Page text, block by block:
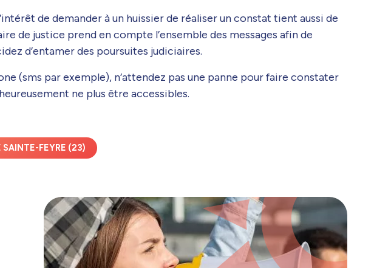
de demander à un huissier de réaliser un constat tient aussi de
de justice prend en compte l’ensemble des messages afin de
d’entamer des poursuites judiciaires.
(sms par exemple), n’attendez pas une panne pour faire constater
ne plus être accessibles.
SAINTE-FEYRE (23)